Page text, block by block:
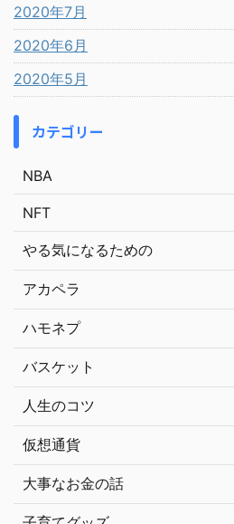
2020年7月
2020年6月
2020年5月
カテゴリー
NBA
NFT
やる気になるための
アカペラ
ハモネプ
バスケット
人生のコツ
仮想通貨
大事なお金の話